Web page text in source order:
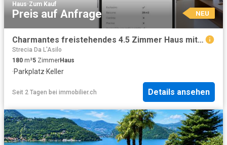
Haus·Zum Kauf
Preis auf Anfrage NEU
Charmantes freistehendes 4.5 Zimmer Haus mit Seesicht und Ausbaupotenzial in Bissone
Strecia Da L'Asilo
180 m²5 ZimmerHaus
·Parkplatz·Keller
Seit 2 Tagen bei immobilier.ch Details ansehen